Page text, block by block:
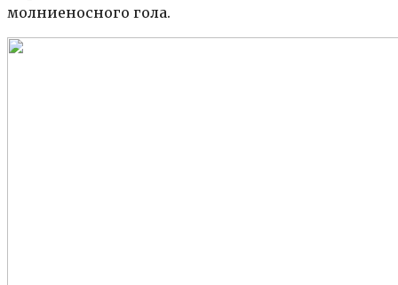
молниеносного гола.